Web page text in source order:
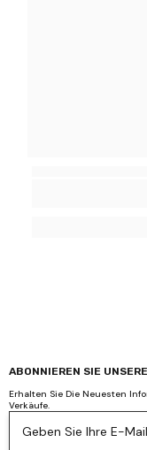
ABONNIEREN SIE
Erhalten Sie Die Neuesten
Verkäufe.
Geben Sie Ihre E-